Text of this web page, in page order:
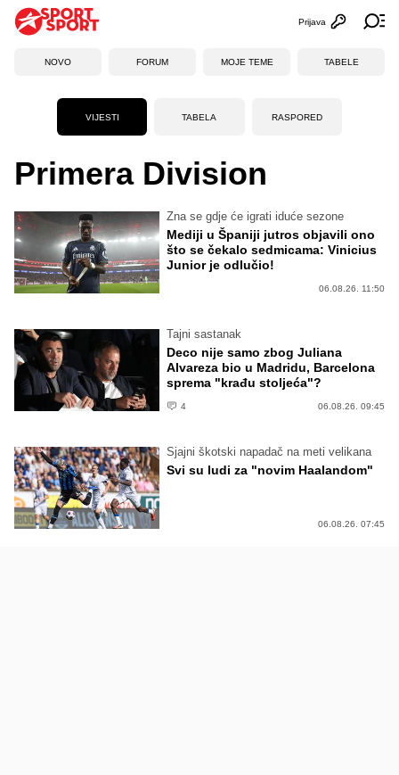
Otvori
Prijava
NOVO FORUM MOJE TEME TABELE
VIJESTI TABELA RASPORED
Primera Division
Zna se gdje će igrati iduće sezone
Mediji u Španiji jutros objavili ono
što se čekalo sedmicama: Vinicius
Junior je odlučio!
06.08.26. 11:50
Tajni sastanak
Deco nije samo zbog Juliana
Alvareza bio u Madridu, Barcelona
sprema "krađu stoljeća"?
4 06.08.26. 09:45
Sjajni škotski napadač na meti velikana
Svi su ludi za "novim Haalandom"
06.08.26. 07:45